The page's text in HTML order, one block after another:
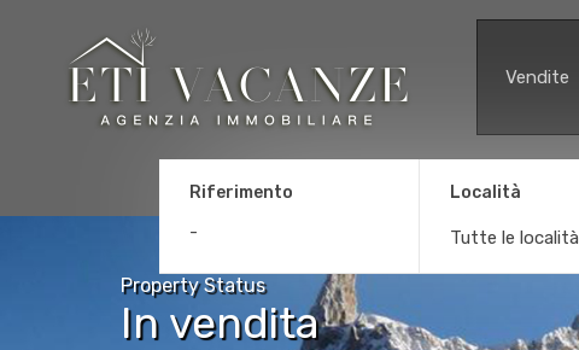
Vendite
Riferimento Località
Tutte le località
Property Status
In vendita